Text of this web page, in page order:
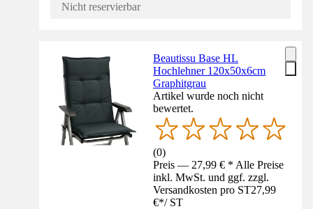
Nicht reservierbar
Beautissu Base HL
Hochlehner 120x50x6cm
Graphitgrau
Artikel wurde noch nicht
bewertet.
(0)
Preis — 27,99 € * Alle Preise
inkl. MwSt. und ggf. zzgl.
Versandkosten pro ST27,99
€*/ ST